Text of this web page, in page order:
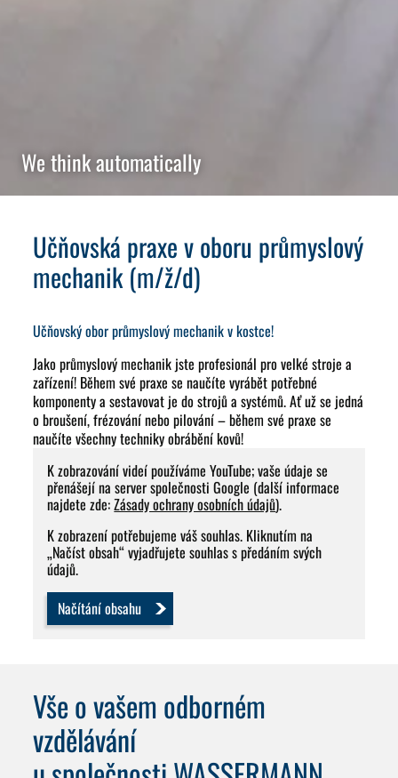
We think automatically
Učňovská praxe v oboru průmyslový
mechanik (m/ž/d)
Učňovský obor průmyslový mechanik v kostce!
Jako průmyslový mechanik jste profesionál pro velké stroje a
zařízení! Během své praxe se naučíte vyrábět potřebné
komponenty a sestavovat je do strojů a systémů. Ať už se jedná
o broušení, frézování nebo pilování – během své praxe se
naučíte všechny techniky obrábění kovů!
K zobrazování videí používáme YouTube; vaše údaje se
přenášejí na server společnosti Google (další informace
najdete zde:Zásady ochrany osobních údajů).
K zobrazení potřebujeme váš souhlas. Kliknutím na
„Načíst obsah“ vyjadřujete souhlas s předáním svých
údajů.
Načítání obsahu
Vše o vašem odborném
vzdělávání